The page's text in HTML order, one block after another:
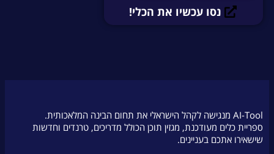
נסו עכשיו את הכלי!
AI-Tool מנגישה לקהל הישראלי את תחום הבינה המלאכותית.
ספריית כלים מעודכנת, מגזין תוכן הכולל מדריכים, טרנדים וחדשות
שישאירו אתכם בעניינים.